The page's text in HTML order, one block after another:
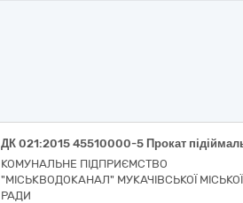
КОМУНАЛЬНЕ ПІДПРИЄМСТВО
"МІСЬКВОДОКАНАЛ" МУКАЧІВСЬКОЇ МІСЬКОЇ
РАДИ